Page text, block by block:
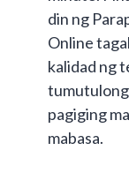
din ng
Online
kalidad ng
tumutulong
pagiging
mabasa.